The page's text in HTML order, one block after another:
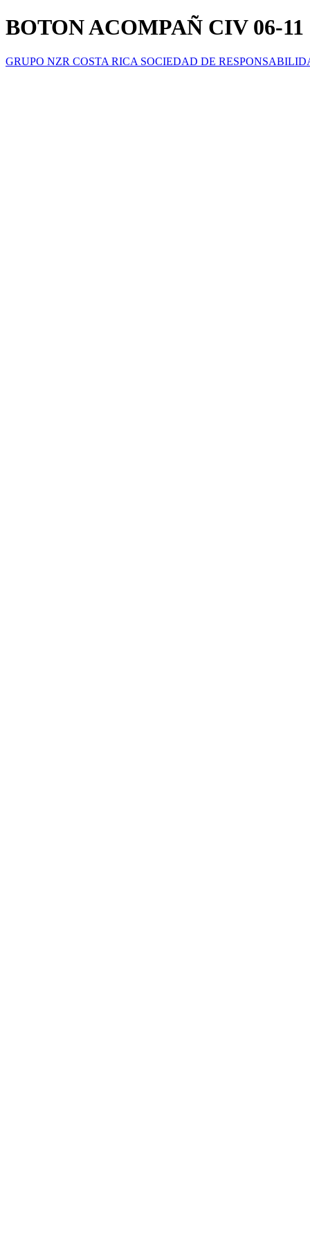
BOTON ACOMPAÑ CIV 06-11
GRUPO NZR COSTA RICA SOCIEDAD DE